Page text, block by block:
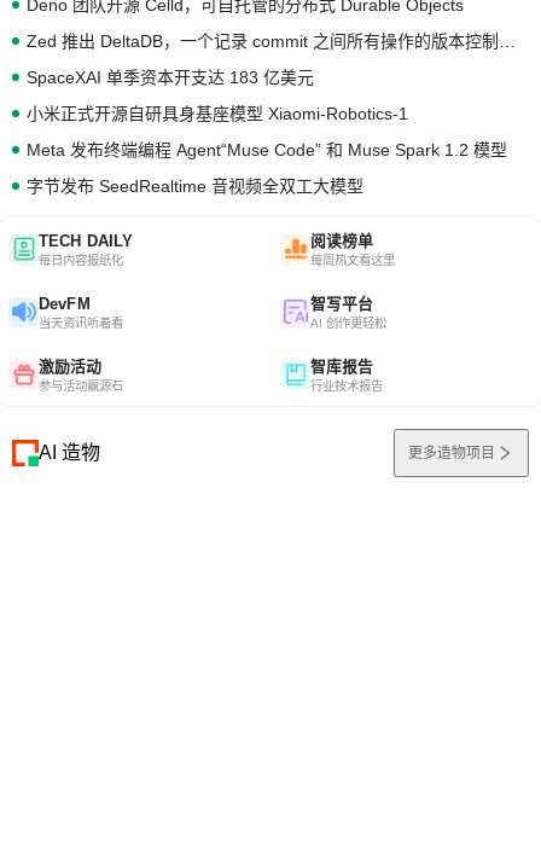
Deno 团队开源 Celld，可自托管的分布式 Durable Objects
SpaceXAI 单季资本开支达 183 亿美元
小米正式开源自研具身基座模型 Xiaomi-Robotics-1
Meta 发布终端编程 Agent“Muse Code” 和 Muse Spark 1.2 模型
字节发布 SeedRealtime 音视频全双工大模型
TECH DAILY
每日内容报纸化
阅读榜单
每周热文看这里
DevFM
当天资讯听着看
智写平台
AI 创作更轻松
激励活动
参与活动赢源石
智库报告
行业技术报告
AI 造物 更多造物项目